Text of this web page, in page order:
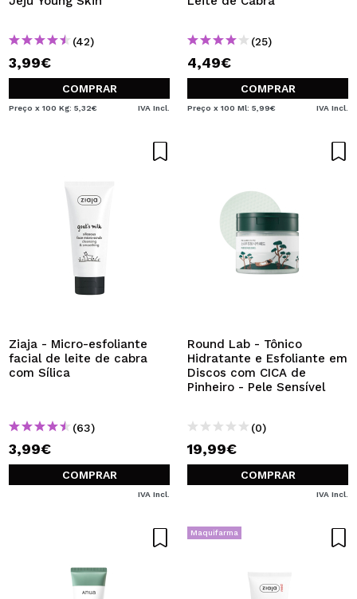
(42)
3,99€
COMPRAR
Preço x 100 Kg: 5,32€ IVA Incl.
(25)
4,49€
COMPRAR
Preço x 100 Ml: 5,99€ IVA Incl.
Ziaja - Micro-esfoliante
facial de leite de cabra
com Sílica
(63)
3,99€
COMPRAR
IVA Incl.
Round Lab - Tônico
Hidratante e Esfoliante em
Discos com CICA de
Pinheiro - Pele Sensível
(0)
19,99€
COMPRAR
IVA Incl.
Maquifarma